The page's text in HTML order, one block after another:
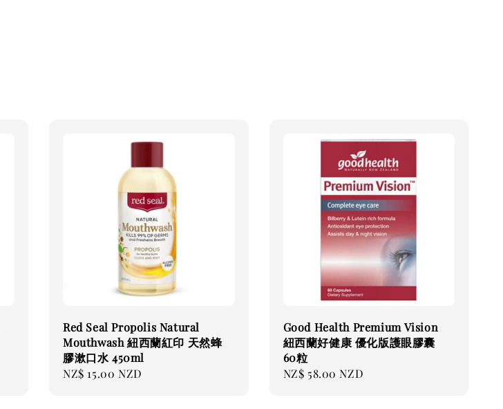
Red Seal Propolis Natural
Mouthwash 紐西蘭紅印 天然蜂
膠漱口水 450ml
Regular
NZ$ 15.00 NZD
Good Health Premium Vision
紐西蘭好健康 優化版護眼膠囊
60粒
Regular
NZ$ 58.00 NZD